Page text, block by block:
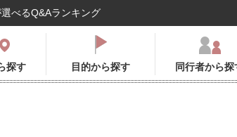
べるQ&Aランキング
探す 目的から探す 同行者から探